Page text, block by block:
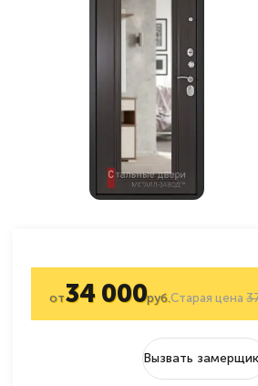
Старая цена
от34 000руб.
Вызвать